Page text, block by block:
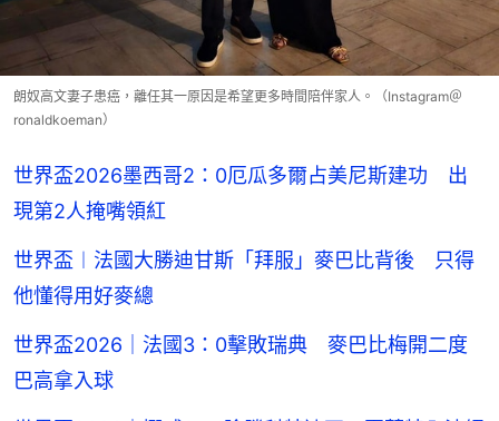
朗奴高文妻子患癌，離任其一原因是希望更多時間陪伴家人。（Instagram＠
ronaldkoeman）
世界盃2026墨西哥2：0厄瓜多爾占美尼斯建功 出
現第2人掩嘴領紅
世界盃︱法國大勝迪甘斯「拜服」麥巴比背後 只得
他懂得用好麥總
世界盃2026｜法國3：0擊敗瑞典 麥巴比梅開二度
巴高拿入球